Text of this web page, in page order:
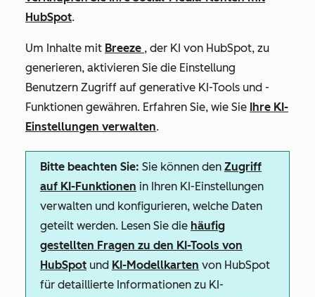
HubSpot.
Um Inhalte mit Breeze , der KI von HubSpot, zu
generieren, aktivieren Sie die Einstellung
Benutzern Zugriff auf generative KI-Tools und -
Funktionen gewähren. Erfahren Sie, wie Sie Ihre KI-
Einstellungen verwalten.
Bitte beachten Sie: Sie können den Zugriff
auf KI-Funktionen in Ihren KI-Einstellungen
verwalten und konfigurieren, welche Daten
geteilt werden. Lesen Sie die häufig
gestellten Fragen zu den KI-Tools von
HubSpot und KI-Modellkarten von HubSpot
für detaillierte Informationen zu KI-